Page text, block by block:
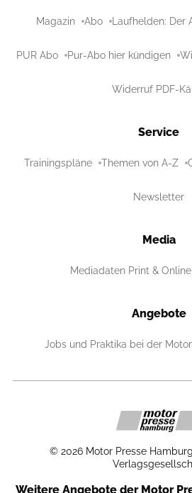
Magazin Abo Laufhelden: Der
PUR Abo Pur-Abo hier kündigen
Widerruf PDF-
Service
Trainingspläne Themen von A-Z
Newsletter
Media
Mediadaten Print & Online
Angebote
Jobs und Praktika bei der
© 2026 Motor Presse
Weitere Angebote der Motor